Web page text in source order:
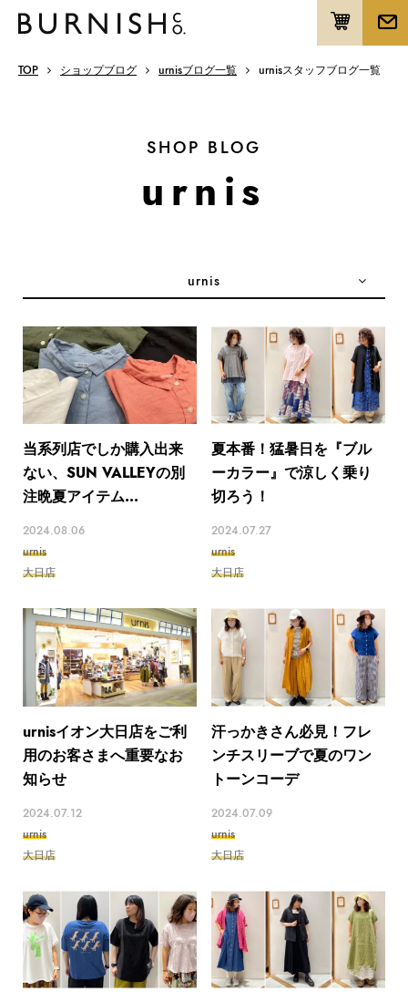
TOP ショップブログ urnisブログ一覧 urnisスタッフブログ一覧
SHOP BLOG
urnis
urnis
当系列店でしか購入出来
ない、SUN VALLEYの別
注晩夏アイテム...
2024.08.06
urnis
大日店
夏本番！猛暑日を『ブル
ーカラー』で涼しく乗り
切ろう！
2024.07.27
urnis
大日店
urnisイオン大日店をご利
用のお客さまへ重要なお
知らせ
2024.07.12
urnis
大日店
汗っかきさん必見！フレ
ンチスリーブで夏のワン
トーンコーデ
2024.07.09
urnis
大日店